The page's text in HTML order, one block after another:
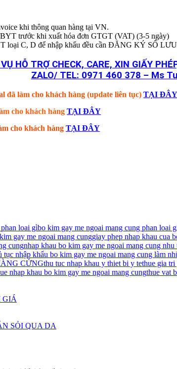
khi thông quan hàng tại VN.
trước khi xuất hóa đơn GTGT (VAT) (3-5 ngày)
loại C, D để nhập khẩu đều cần ĐĂNG KÝ SỐ
HỖ TRỢ CHECK, CARE, XIN GIẤY
ZALO/ TEL: 0971 460 378 – Ms
đã làm cho khách hàng (update liên tục) TẠI ĐÂY
cho khách hàng TẠI ĐÂY
cho khách hàng TẠI ĐÂY
loai gìbo kim gay me ngoai mang cung phan loai
gay me ngoai mang cunggiay phep nhap khau cua
cungnhap khau bo kim gay me ngoai mang cung nhu
tục nhập khẩu bo kim gay me ngoai mang cung làm
CỨNGthu tuc nhap khau y thiet bi y tethue gia tri
nhap khau bo kim gay me ngoai mang cungthue vat
GIÁ
SỎI QUA DA